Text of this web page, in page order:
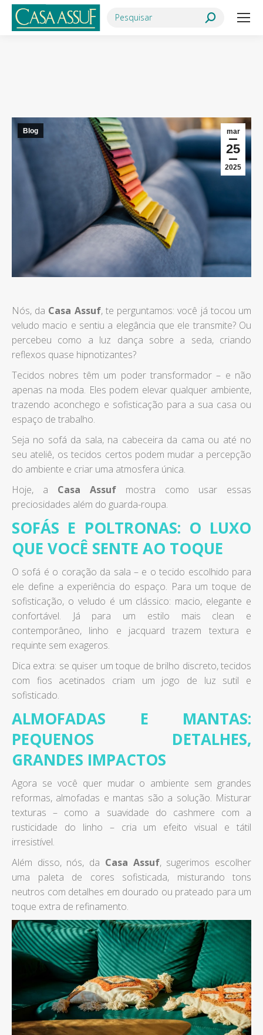
Search:
mar
25
2025
Blog
Nós, da Casa Assuf, te perguntamos: você já tocou um
veludo macio e sentiu a elegância que ele transmite? Ou
percebeu como a luz dança sobre a seda, criando
reflexos quase hipnotizantes?
Tecidos nobres têm um poder transformador – e não
apenas na moda. Eles podem elevar qualquer ambiente,
trazendo aconchego e sofisticação para a sua casa ou
espaço de trabalho.
Seja no sofá da sala, na cabeceira da cama ou até no
seu ateliê, os tecidos certos podem mudar a percepção
do ambiente e criar uma atmosfera única.
Hoje, a Casa Assuf mostra como usar essas
preciosidades além do guarda-roupa.
SOFÁS E POLTRONAS: O LUXO
QUE VOCÊ SENTE AO TOQUE
O sofá é o coração da sala – e o tecido escolhido para
ele define a experiência do espaço. Para um toque de
sofisticação, o veludo é um clássico: macio, elegante e
confortável. Já para um estilo mais clean e
contemporâneo, linho e jacquard trazem textura e
requinte sem exageros.
Dica extra: se quiser um toque de brilho discreto, tecidos
com fios acetinados criam um jogo de luz sutil e
sofisticado.
ALMOFADAS E MANTAS:
PEQUENOS DETALHES,
GRANDES IMPACTOS
Agora se você quer mudar o ambiente sem grandes
reformas, almofadas e mantas são a solução. Misturar
texturas – como a suavidade do cashmere com a
rusticidade do linho – cria um efeito visual e tátil
irresistível.
Além disso, nós, da Casa Assuf, sugerimos escolher
uma paleta de cores sofisticada, misturando tons
neutros com detalhes em dourado ou prateado para um
toque extra de refinamento.